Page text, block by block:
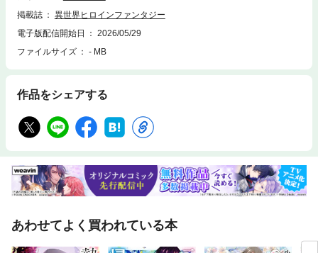
掲載誌
異世界ヒロインファンタジー
電子版配信開始日
2026/05/29
ファイルサイズ
- MB
作品をシェアする
あわせてよく買われている本